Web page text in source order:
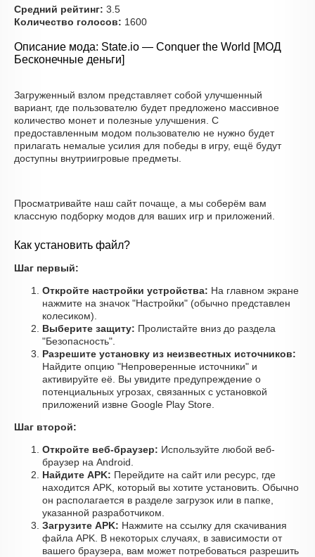
Средний рейтинг: 3.5
Количество голосов: 1600
Описание мода: State.io — Conquer the World [МОД
Бесконечные деньги]
Загруженный взлом представляет собой улучшенный
вариант, где пользователю будет предложено массивное
количество монет и полезные улучшения. С
предоставленным модом пользователю не нужно будет
прилагать немалые усилия для победы в игру, ещё будут
доступны внутриигровые предметы.
Просматривайте наш сайт почаще, а мы соберём вам
классную подборку модов для ваших игр и приложений.
Как установить файл?
Шаг первый:
Откройте настройки устройства: На главном экране
нажмите на значок "Настройки" (обычно представлен
колесиком).
Выберите защиту: Пролистайте вниз до раздела
"Безопасность".
Разрешите установку из неизвестных источников:
Найдите опцию "Непроверенные источники" и
активируйте её. Вы увидите предупреждение о
потенциальных угрозах, связанных с установкой
приложений извне Google Play Store.
Шаг второй:
Откройте веб-браузер: Используйте любой веб-
браузер на Android.
Найдите APK: Перейдите на сайт или ресурс, где
находится APK, который вы хотите установить. Обычно
он располагается в разделе загрузок или в папке,
указанной разработчиком.
Загрузите APK: Нажмите на ссылку для скачивания
файла APK. В некоторых случаях, в зависимости от
вашего браузера, вам может потребоваться разрешить